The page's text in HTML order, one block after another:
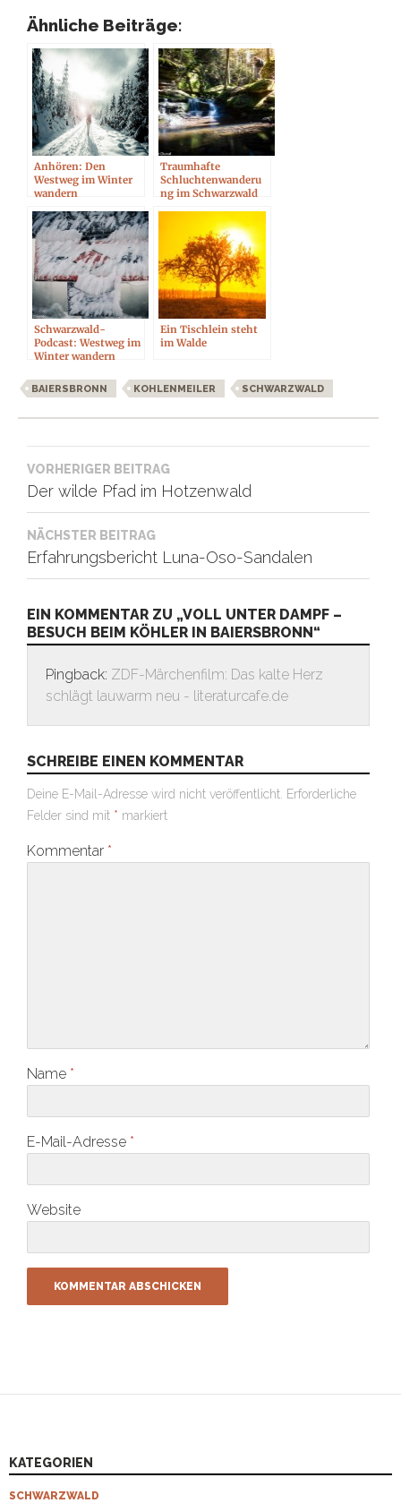
Ähnliche Beiträge:
Anhören: Den
Westweg im Winter
wandern
Traumhafte
Schluchtenwanderu
ng im Schwarzwald
Schwarzwald-
Podcast: Westweg im
Winter wandern
Ein Tischlein steht
im Walde
BAIERSBRONN KOHLENMEILER SCHWARZWALD
Beitragsnavigation
VORHERIGER BEITRAG
Der wilde Pfad im Hotzenwald
NÄCHSTER BEITRAG
Erfahrungsbericht Luna-Oso-Sandalen
EIN KOMMENTAR ZU „VOLL UNTER DAMPF –
BESUCH BEIM KÖHLER IN BAIERSBRONN“
Pingback: ZDF-Märchenfilm: Das kalte Herz
schlägt lauwarm neu - literaturcafe.de
SCHREIBE EINEN KOMMENTAR
Deine E-Mail-Adresse wird nicht veröffentlicht. Erforderliche
Felder sind mit * markiert
Kommentar *
Name *
E-Mail-Adresse *
Website
KATEGORIEN
SCHWARZWALD